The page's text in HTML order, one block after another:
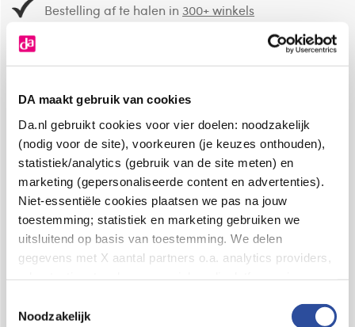
DA maakt gebruik van cookies
Da.nl gebruikt cookies voor vier doelen: noodzakelijk
(nodig voor de site), voorkeuren (je keuzes onthouden),
statistiek/analytics (gebruik van de site meten) en
marketing (gepersonaliseerde content en advertenties).
Niet-essentiële cookies plaatsen we pas na jouw
toestemming; statistiek en marketing gebruiken we
uitsluitend op basis van toestemming. We delen
gegevens met X aantal partners o.a. analytics providers,
en de bewaartermijnen per categorie. Je kunt je keuze op
Noodzakelijk
Bestelling af te halen in300+ winkels
8.6 uit4.106 reviews
Over DA
Klantenservice
Assortiment
VolgDAop: